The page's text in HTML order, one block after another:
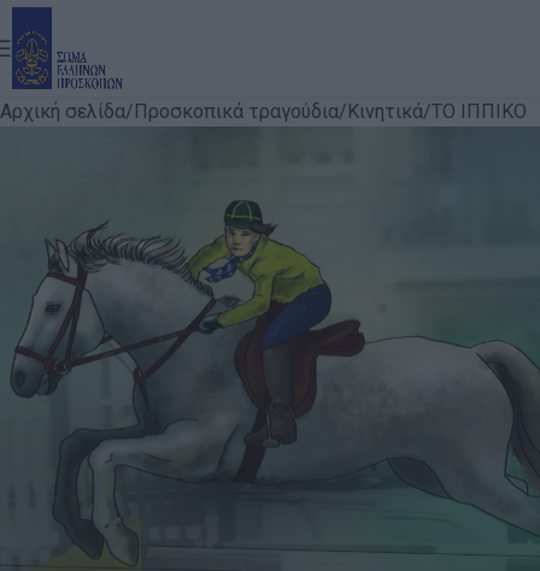
Αρχική σελίδα Προσκοπικά τραγούδια Κινητικά ΤΟ ΙΠΠΙΚΟ